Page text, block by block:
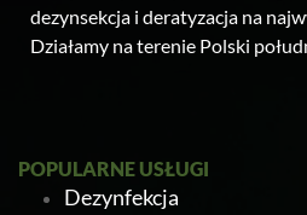
dezynsekcja i deratyzacja na
Działamy na terenie Polski
POPULARNE USŁUGI
Dezynfekcja